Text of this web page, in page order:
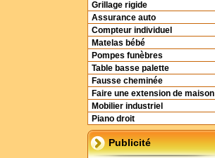
Grillage rigide
Assurance auto
Compteur individuel
Matelas bébé
Pompes funèbres
Table basse palette
Fausse cheminée
Faire une extension de maison
Mobilier industriel
Piano droit
Publicité